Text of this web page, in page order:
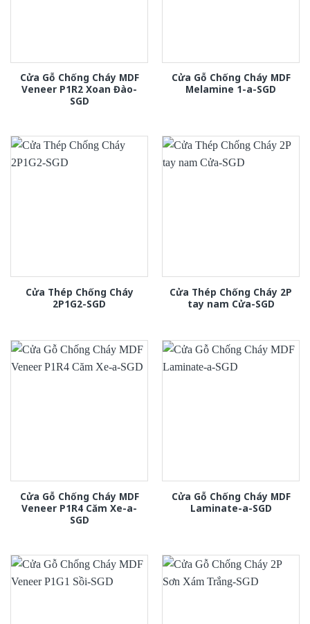
Cửa Gỗ Chống Cháy MDF
Veneer P1R2 Xoan Đào-
SGD
Cửa Gỗ Chống Cháy MDF
Melamine 1-a-SGD
Cửa Thép Chống Cháy
2P1G2-SGD
Cửa Thép Chống Cháy 2P
tay nam Cửa-SGD
Cửa Gỗ Chống Cháy MDF
Veneer P1R4 Căm Xe-a-
SGD
Cửa Gỗ Chống Cháy MDF
Laminate-a-SGD